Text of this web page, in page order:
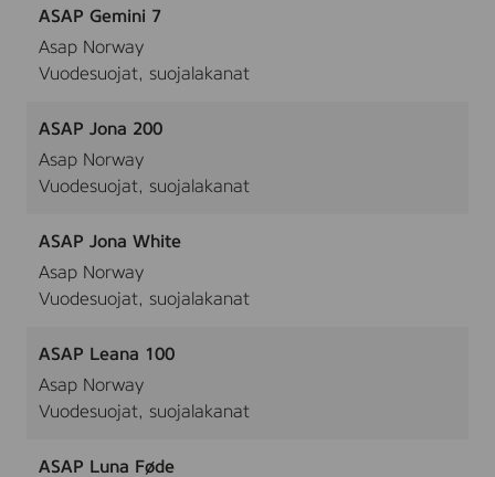
ASAP Gemini 7
Asap Norway
Vuodesuojat, suojalakanat
ASAP Jona 200
Asap Norway
Vuodesuojat, suojalakanat
ASAP Jona White
Asap Norway
Vuodesuojat, suojalakanat
ASAP Leana 100
Asap Norway
Vuodesuojat, suojalakanat
ASAP Luna Føde